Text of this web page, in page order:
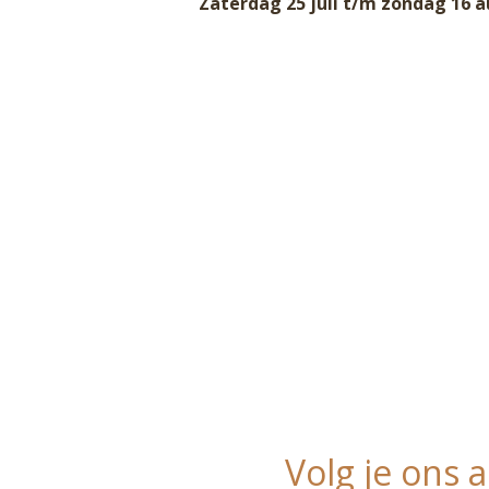
Volg je ons